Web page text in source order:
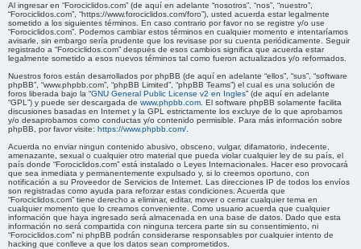
Al ingresar en “Forociclidos.com” (de aquí en adelante “nosotros”, “nos”, “nuestro”,
“Forociclidos.com”, “https://www.forociclidos.com/foro”), usted acuerda estar legalmente
sometido a los siguientes términos. En caso contrario por favor no se registre y/o use
“Forociclidos.com”. Podemos cambiar estos términos en cualquier momento e intentaríamos
avisarle, sin embargo sería prudente que los revisase por su cuenta periódicamente. Seguir
registrado a “Forociclidos.com” después de esos cambios significa que acuerda estar
legalmente sometido a esos nuevos términos tal como fueron actualizados y/o reformados.
Nuestros foros están desarrollados por phpBB (de aquí en adelante “ellos”, “sus”, “software
phpBB”, “www.phpbb.com”, “phpBB Limited”, “phpBB Teams”) el cual es una solución de
foros liberada bajo la “GNU General Public License v2 en Ingles” (de aquí en adelante
“GPL”) y puede ser descargada de www.phpbb.com . El software phpBB solamente facilita
discusiones basadas en Internet y la GPL estrictamente los excluye de lo que aprobamos
y/o desaprobamos como conductas y/o contenido permisible. Para más información sobre
phpBB, por favor visite: https://www.phpbb.com/
Acuerda no enviar ningun contenido abusivo, obsceno, vulgar, difamatorio, indecente,
amenazante, sexual o cualquier otro material que pueda violar cualquier ley de su país, el
país donde “Forociclidos.com” está instalado o Leyes Internacionales. Hacer eso provocará
que sea inmediata y permanentemente expulsado y, si lo creemos oportuno, con
notificación a su Proveedor de Servicios de Internet. Las direcciones IP de todos los envíos
son registradas como ayuda para reforzar estas condiciones. Acuerda que
“Forociclidos.com” tiene derecho a eliminar, editar, mover o cerrar cualquier tema en
cualquier momento que lo creamos conveniente. Como usuario acuerda que cualquier
información que haya ingresado será almacenada en una base de datos. Dado que esta
información no será compartida con ninguna tercera parte sin su consentimiento, ni
“Forociclidos.com” ni phpBB podrán considerarse responsables por cualquier intento de
hacking que conlleve a que los datos sean comprometidos.